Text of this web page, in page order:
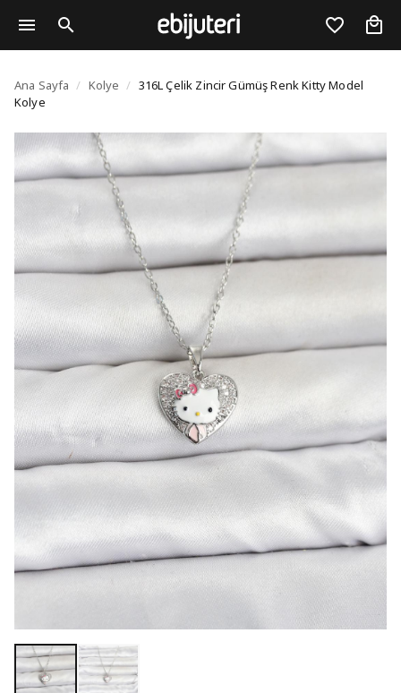
316L Çelik Zincir
Ana Sayfa / Kolye / 316L Çelik Zincir Gümüş Renk Kitty Model
Kolye